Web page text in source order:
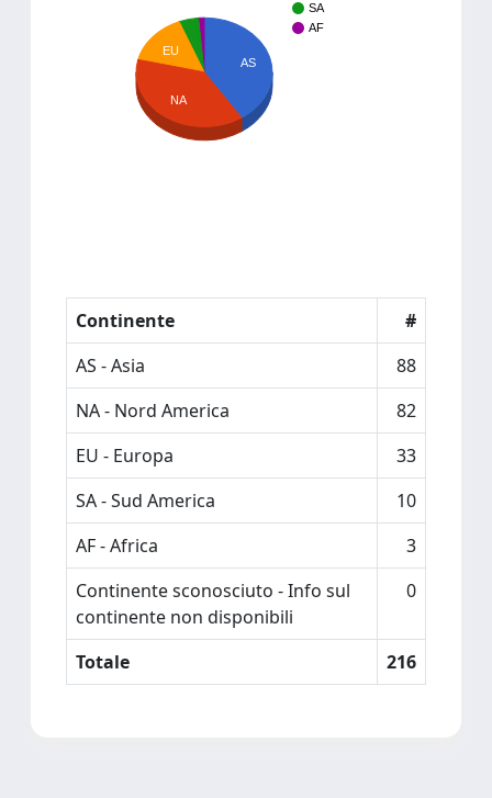
SA
AF
AS
EU
NA
Continente
#
AS - Asia
88
NA - Nord America
82
EU - Europa
33
SA - Sud America
10
AF - Africa
3
Continente sconosciuto - Info sul
continente non disponibili
0
Totale 216